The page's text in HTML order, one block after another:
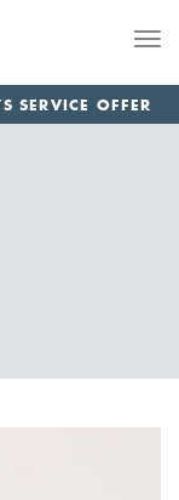
SERVICE OFFER